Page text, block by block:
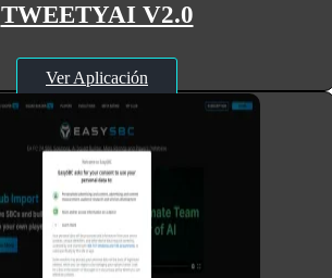
TWEETYAI V2.0
Ver Aplicación